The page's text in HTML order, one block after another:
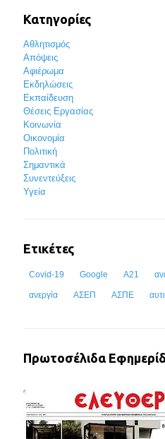
Κατηγορίες
Αθλητισμός
Απόψεις
Αφιέρωμα
Εκδηλώσεις
Εκπαίδευση
Θέσεις Εργασίας
Κοινωνία
Οικονομία
Πολιτική
Σημαντικά
Συνεντεύξεις
Υγεία
Ετικέτες
Covid-19 Google Α21
ανεργία ΑΣΕΠ ΑΣΠΕ
Πρωτοσέλιδα